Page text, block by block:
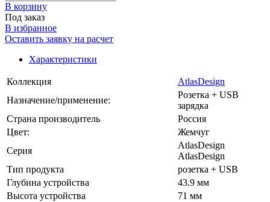
В корзинy
Под заказ
В избранное
Оставить заявку на расчет
Характеристики
Коллекция
AtlasDesign
Назначение/применение:
Розетка + USB
зарядка
Страна производитель
Россия
Цвет:
Жемчуг
Серия
AtlasDesign
AtlasDesign
Тип продукта
розетка + USB
Глубина устройства
43.9 мм
Высота устройства
71 мм